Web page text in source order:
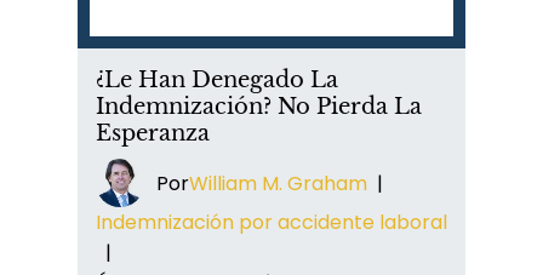
¿Le Han Denegado La
Indemnización? No Pierda La
Esperanza
PorWilliam M. Graham |
Indemnización por accidente laboral
|